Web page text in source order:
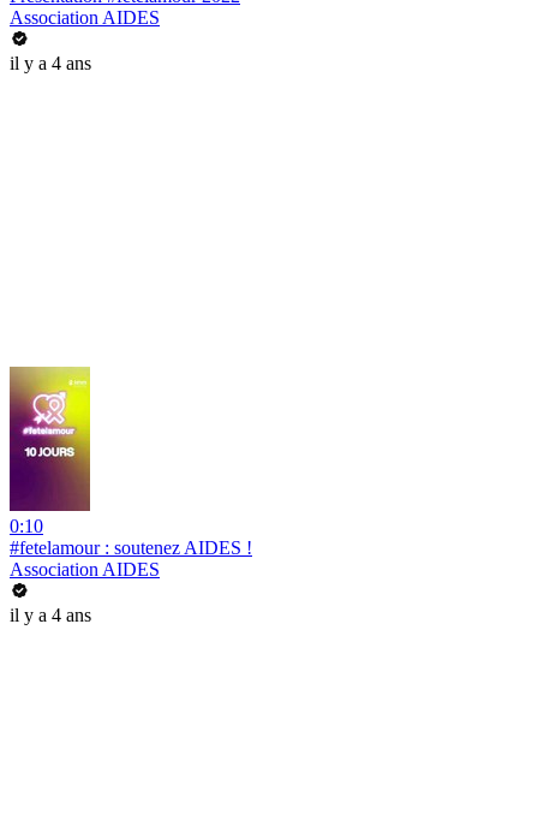
Association AIDES
il y a 4 ans
0:10
#fetelamour : soutenez AIDES !
Association AIDES
il y a 4 ans